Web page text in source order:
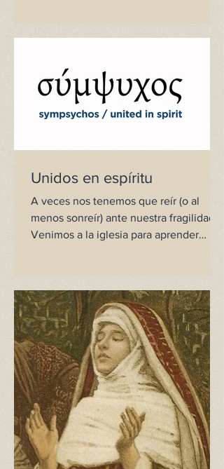
Unidos en espíritu
A veces nos tenemos que reír (o al
menos sonreír) ante nuestra fragilidad.
Venimos a la iglesia para aprender